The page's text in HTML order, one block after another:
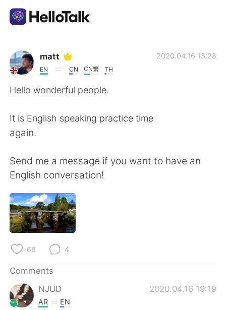
Language Exchange App
AI Grammar Checker
Español العربية
Français
日本語
Русский
Türkçe
matt
EN CN CN繁 TH
2020.04.16 13:28
Hello wonderful people.
It is English speaking practice time
again.
Send me a message if you want to have an
English conversation!
68 4
Comments
NJUD
2020.04.16 19:19
AR EN